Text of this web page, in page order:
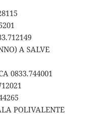
A SALVE
0833.744001
POLIVALENTE